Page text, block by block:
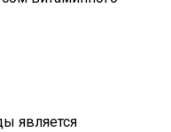
является